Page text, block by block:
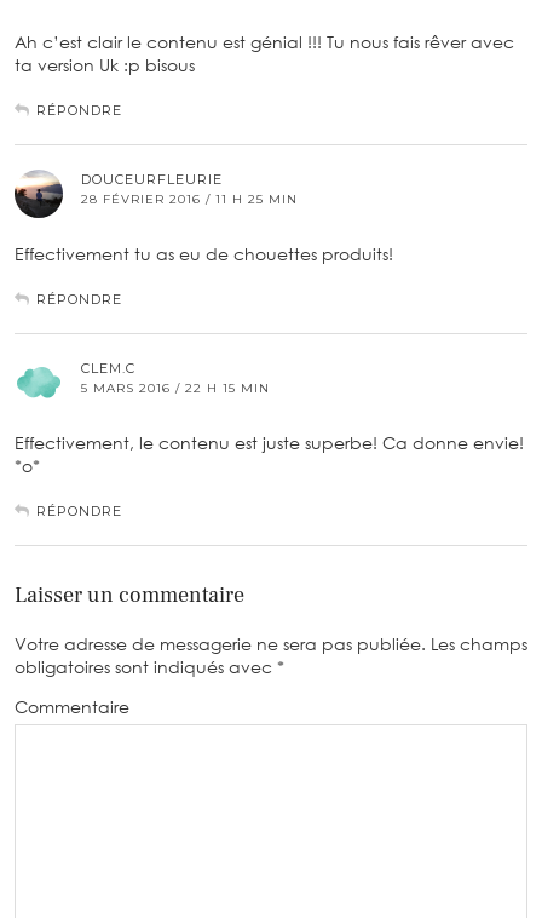
Ah c’est clair le contenu est génial !!! Tu nous fais rêver avec
ta version Uk :p bisous
RÉPONDRE
DOUCEURFLEURIE
28 FÉVRIER 2016 / 11 H 25 MIN
Effectivement tu as eu de chouettes produits!
RÉPONDRE
CLEM.C
5 MARS 2016 / 22 H 15 MIN
Effectivement, le contenu est juste superbe! Ca donne envie!
*o*
RÉPONDRE
Laisser un commentaire
Votre adresse de messagerie ne sera pas publiée. Les champs
obligatoires sont indiqués avec *
Commentaire